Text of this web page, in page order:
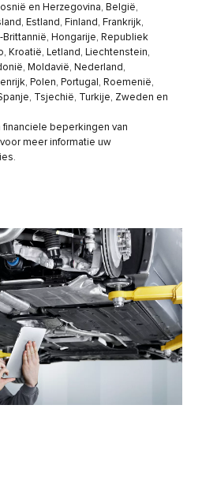
en Herzegovina, België,
Estland, Finland, Frankrijk,
Hongarije, Republiek
Kroatië, Letland, Liechtenstein,
Moldavië, Nederland,
Polen, Portugal, Roemenië,
Tsjechië, Turkije, Zweden en
financiele beperkingen van
meer informatie uw